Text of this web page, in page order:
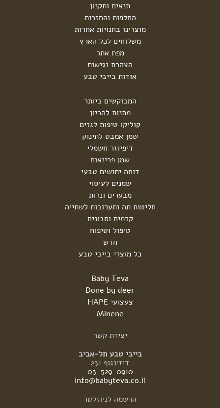
תנאים ותקנון
החלפות והחזרות
מוצרינו בחנויות אחרות
משלוחים לכל הארץ
מפת אתר
הצהרת נגישות
אודות בייבי טבע
המבוקשים ביותר
מתנות להריון
קוליקו טיפות לגזים
שמן אמבט לתינוק
דיפיוזר חשמלי
שמן פרינאום
דוחה יתושים טבעי
שמנים לעיסוי
מבערים ונרות
חליטות תה ותערובות לשתייה
קרמים וסבונים
טיפול וטיפוח
חדש
כל מוצרי בייבי טבע
Baby Teva
Done by deer
צעצועי HAPE
Minene
יצירת קשר
בייבי טבע תל-אביב
דיזינגוף 231
03-529-0910
info@babyteva.co.il
הרשמה לניוזלטר